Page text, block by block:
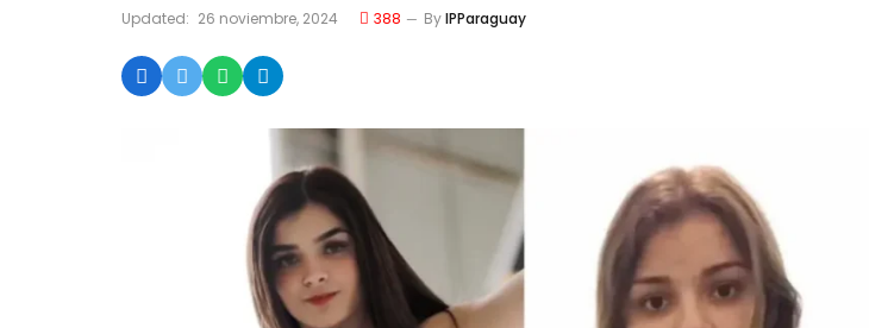
Updated: 26 noviembre, 2024 388 ByIPParaguay